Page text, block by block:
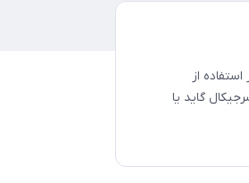
از
گاید یا